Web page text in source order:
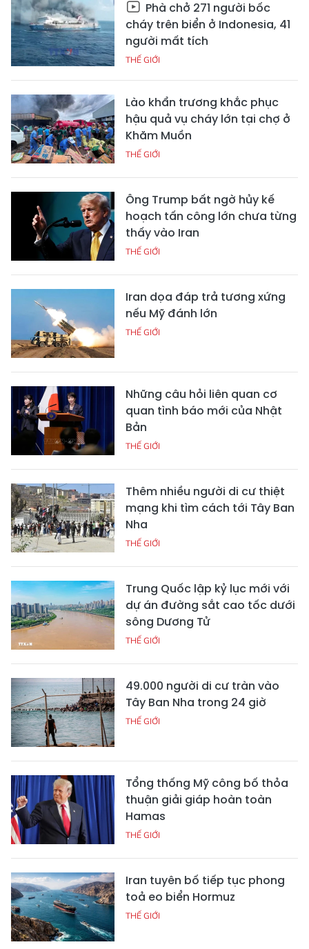
Phà chở 271 người bốc
cháy trên biển ở Indonesia, 41
người mất tích
THẾ GIỚI
Lào khẩn trương khắc phục
hậu quả vụ cháy lớn tại chợ ở
Khăm Muồn
THẾ GIỚI
Ông Trump bất ngờ hủy kế
hoạch tấn công lớn chưa từng
thấy vào Iran
THẾ GIỚI
Iran dọa đáp trả tương xứng
nếu Mỹ đánh lớn
THẾ GIỚI
Những câu hỏi liên quan cơ
quan tình báo mới của Nhật
Bản
THẾ GIỚI
Thêm nhiều người di cư thiệt
mạng khi tìm cách tới Tây Ban
Nha
THẾ GIỚI
Trung Quốc lập kỷ lục mới với
dự án đường sắt cao tốc dưới
sông Dương Tử
THẾ GIỚI
49.000 người di cư tràn vào
Tây Ban Nha trong 24 giờ
THẾ GIỚI
Tổng thống Mỹ công bố thỏa
thuận giải giáp hoàn toàn
Hamas
THẾ GIỚI
Iran tuyên bố tiếp tục phong
toả eo biển Hormuz
THẾ GIỚI